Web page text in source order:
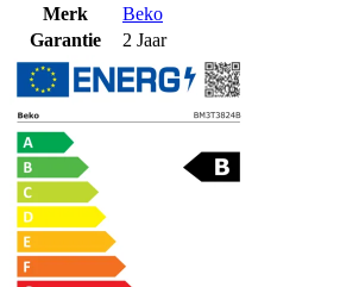
Merk
Beko
Garantie
2 Jaar